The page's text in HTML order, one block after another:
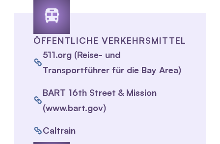
ÖFFENTLICHE VERKEHRSMITTEL
511.org (Reise- und
Transportführer für die Bay Area)
BART 16th Street & Mission
(www.bart.gov)
Caltrain